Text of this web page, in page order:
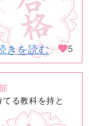
きを読む 5
る教科を持と